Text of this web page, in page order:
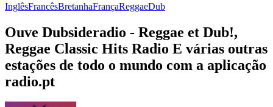
InglêsFrancêsBretanhaFrançaReggaeDub
Ouve Dubsideradio - Reggae et Dub!,
Reggae Classic Hits Radio E várias outras
estações de todo o mundo com a aplicação
radio.pt